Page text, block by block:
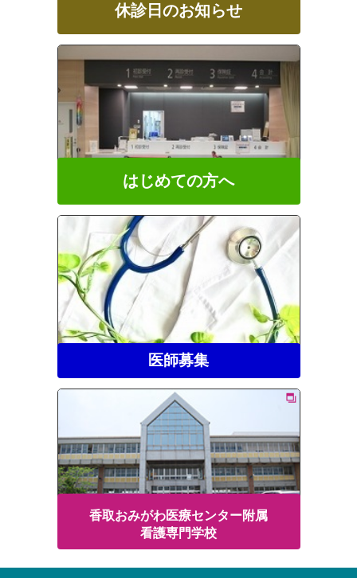
休診日のお知らせ
はじめての方へ
医師募集
香取おみがわ医療センター附属
看護専門学校